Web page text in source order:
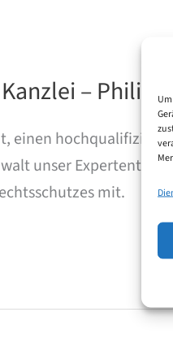
– Philip
einen
unser
mit.